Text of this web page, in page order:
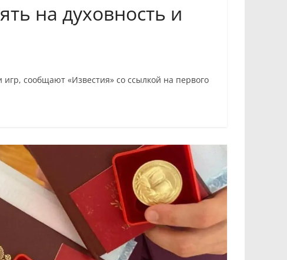
на духовность и
игр, сообщают «Известия» со ссылкой на первого